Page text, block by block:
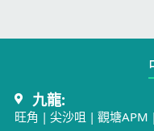
九龍:
旺角 | 尖沙咀 | 觀塘APM |